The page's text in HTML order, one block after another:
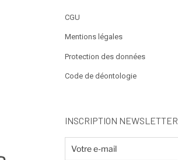
CGU
Mentions légales
Protection des données
Code de déontologie
INSCRIPTION NEWSLETTER